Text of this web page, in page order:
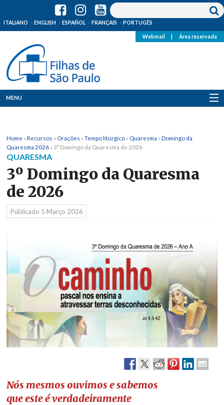
ITALIANO ENGLISH ESPAÑOL FRANÇAIS PORTUGÊS
Webmail Área reservada
MENU
Onde Estamos
Notícias
Recursos
Media
Home »Recursos » Orações »Tempo litúrgico » Quaresma »Domingo da
Quaresma 2026 »3º Domingo da Quaresma de 2026
QUARESMA
3º Domingo da Quaresma
de 2026
Públicado 5 Março 2026
Nós mesmos ouvimos e sabemos
que este é verdadeiramente